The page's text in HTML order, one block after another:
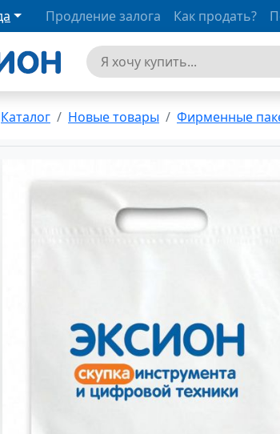
Продление залога Как продать?
Каталог Новые товары Фирменные